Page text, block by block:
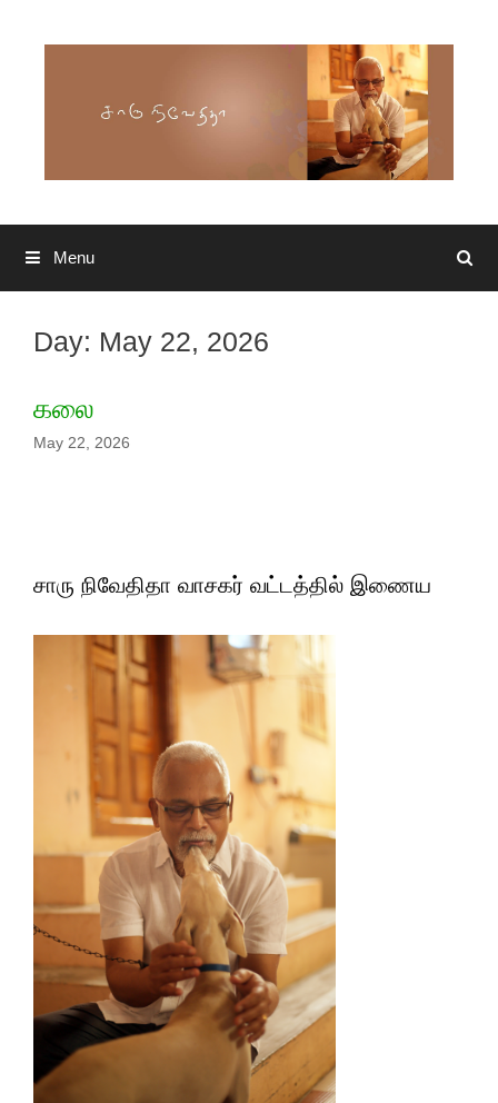
Search
Menu
Day: May 22, 2026
கலை
May 22, 2026
சாரு நிவேதிதா வாசகர் வட்டத்தில் இணைய